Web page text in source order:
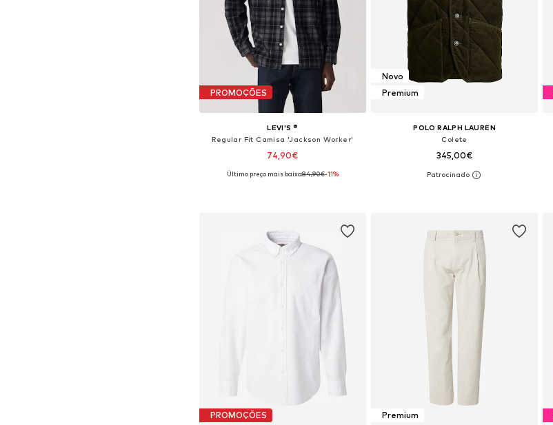
PROMOÇÕES
LEVI'S ®
Regular Fit Camisa 'Jackson Worker'
74,90€
Tamanhos disponíveis: XS, S, M
Último preço mais baixo:84,90€-11%
Novo
Premium
POLO RALPH LAUREN
Colete
345,00€
Tamanhos disponíveis: M, L, XL, XXL
PROMOÇÕES Premium